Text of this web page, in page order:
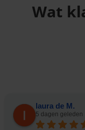
Wat
laura de M.
5 dagen geleden